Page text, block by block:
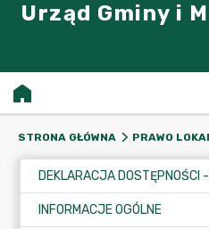
Urząd Gminy i
STRONA GŁÓWNA PRAWO
INFORMACJE OGÓLNE